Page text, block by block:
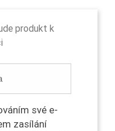
produkt k
své e-
zasílání